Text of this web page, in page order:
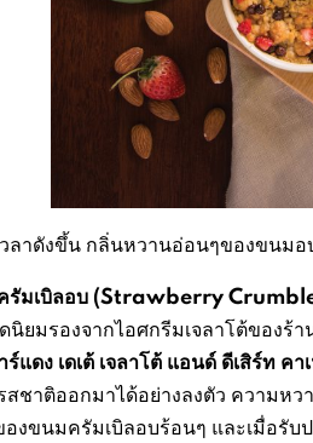
วลาดังขึ้น กลิ่นหวานอ่อนๆของขนม
รัมเบิลอบ (Strawberry
ยมรองจากไอศกรีมเจลาโต้ของร้า
ร์แดง เดเต้ เจลาโต้ แอนด์ ดีเสิร์ท คา
ชาติออกมาได้อย่างลงตัว ความห
งขนมครัมเบิลอบร้อนๆ และเมื่อรั